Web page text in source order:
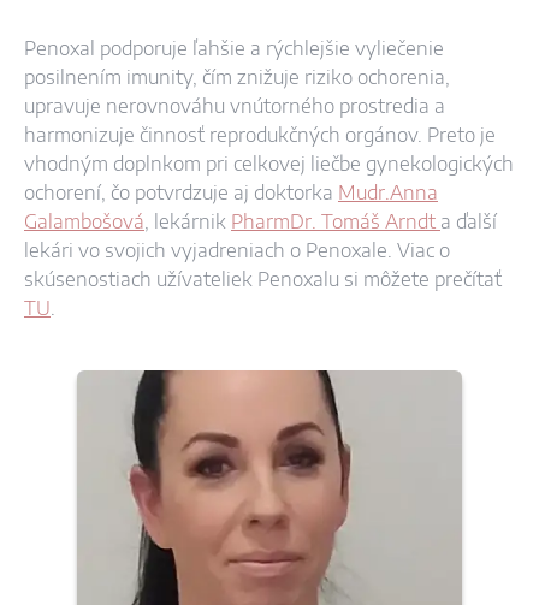
Penoxal podporuje ľahšie a rýchlejšie vyliečenie
posilnením imunity, čím znižuje riziko ochorenia,
upravuje nerovnováhu vnútorného prostredia a
harmonizuje činnosť reprodukčných orgánov. Preto je
vhodným doplnkom pri celkovej liečbe gynekologických
ochorení, čo potvrdzuje aj doktorka Mudr.Anna
Galambošová, lekárnik PharmDr. Tomáš Arndt a ďalší
lekári vo svojich vyjadreniach o Penoxale. Viac o
skúsenostiach užívateliek Penoxalu si môžete prečítať
TU.